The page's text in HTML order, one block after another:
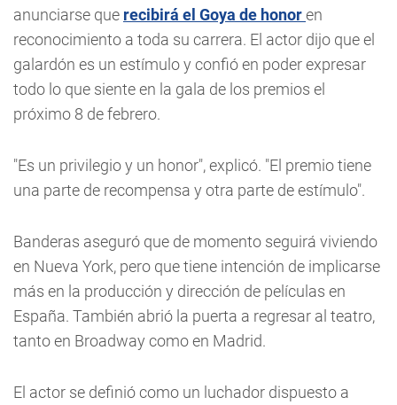
anunciarse que recibirá el Goya de honoren
reconocimiento a toda su carrera. El actor dijo que el
galardón es un estímulo y confió en poder expresar
todo lo que siente en la gala de los premios el
próximo 8 de febrero.
"Es un privilegio y un honor", explicó. "El premio tiene
una parte de recompensa y otra parte de estímulo".
Banderas aseguró que de momento seguirá viviendo
en Nueva York, pero que tiene intención de implicarse
más en la producción y dirección de películas en
España. También abrió la puerta a regresar al teatro,
tanto en Broadway como en Madrid.
El actor se definió como un luchador dispuesto a